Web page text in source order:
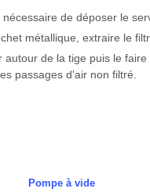
de déposer le
métallique, extraire le
de la tige puis le
passages d'air non filtré.
Pompe à vide